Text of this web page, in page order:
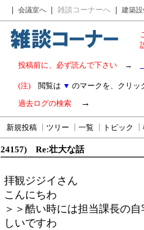
｜ 会議室へ ｜ 雑談コーナーへ ｜ 建築
投稿前に、必ず読んで下さい →
(注) 閲覧は ▼ のマークを、クリッ
過去ログの検索 →
新規投稿 ツリー 一覧 トピック
24157) Re:壮大な話
拝観ジジイさん
こんにちわ
＞＞酷い時には担当課長の
しいですわ